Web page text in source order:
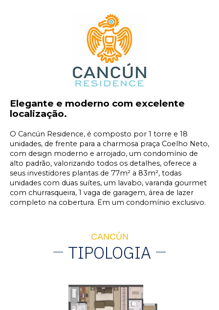
Elegante e moderno com excelente
localização.
O Cancún Residence, é composto por 1 torre e 18
unidades, de frente para a charmosa praça Coelho Neto,
com design moderno e arrojado, um condomínio de
alto padrão, valorizando todos os detalhes, oferece a
seus investidores plantas de 77m² a 83m², todas
unidades com duas suítes, um lavabo, varanda gourmet
com churrasqueira, 1 vaga de garagem, área de lazer
completo na cobertura. Em um condomínio exclusivo.
CANCÚN
TIPOLOGIA